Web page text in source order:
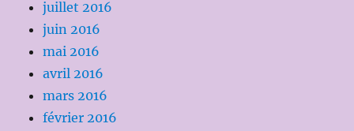
juillet 2016
juin 2016
mai 2016
avril 2016
mars 2016
février 2016